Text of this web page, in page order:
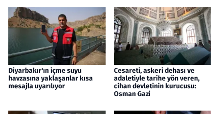
Diyarbakır'ın içme suyu
havzasına yaklaşanlar kısa
mesajla uyarılıyor
Cesareti, askeri dehası ve
adaletiyle tarihe yön veren,
cihan devletinin kurucusu:
Osman Gazi